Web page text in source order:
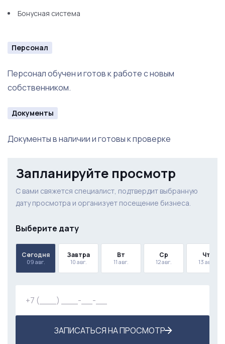
Бонусная система
Персонал
Персонал обучен и готов к работе с новым
собственником.
Документы
Документы в наличии и готовы к проверке
Запланируйте просмотр
С вами свяжется специалист, подтвердит выбранную
дату просмотра и организует посещение бизнеса.
Выберите дату
Сегодня
09 авг.
Завтра
10 авг.
Вт
11 авг.
Ср
12 авг.
Чт
13 авг.
ЗАПИСАТЬСЯ НА ПРОСМОТР